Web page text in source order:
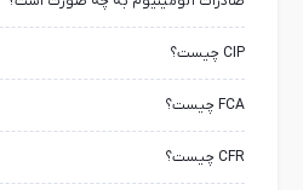
CIP چیست؟
FCA چیست؟
CFR چیست؟